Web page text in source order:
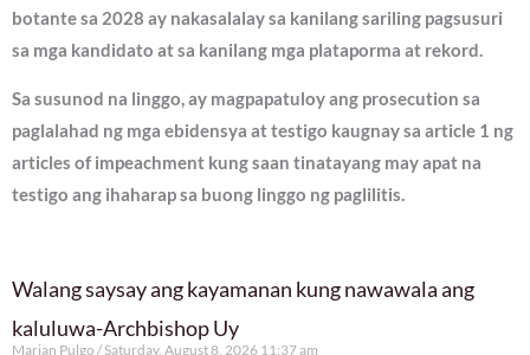
botante sa 2028 ay nakasalalay sa kanilang sariling pagsusuri
sa mga kandidato at sa kanilang mga plataporma at rekord.
Sa susunod na linggo, ay magpapatuloy ang prosecution sa
paglalahad ng mga ebidensya at testigo kaugnay sa article 1 ng
articles of impeachment kung saan tinatayang may apat na
testigo ang ihaharap sa buong linggo ng paglilitis.
Walang saysay ang kayamanan kung nawawala ang
kaluluwa-Archbishop Uy
Marian Pulgo Saturday, August 8, 2026 11:37 am